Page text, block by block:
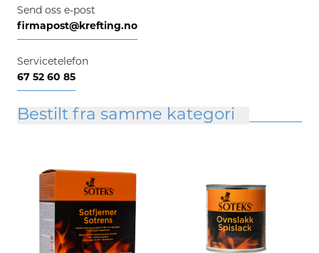
Send oss e-post
firmapost@krefting.no
Servicetelefon
67 52 60 85
Bestilt fra samme kategori